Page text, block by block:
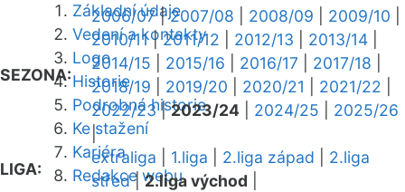
Základní údaje
Vedení a kontakty
Logo
Historie
Podrobná historie
Ke stažení
Kariéra
Redakce webu
SEZONA:
2006/07|2007/08 2008/09 2009/10
2010/11|2011/12 2012/13 2013/14
2014/15
2015/16 2016/17 2017/18
2018/19
2019/20 2020/21 2021/22
2022/23|2023/24 2024/25
2025/26
|
LIGA:
extraliga 1.liga 2.liga západ
2.liga
střed|2.liga východ